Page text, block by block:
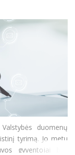
duomenų
tyrimą. Jo metu
gyventojai bus